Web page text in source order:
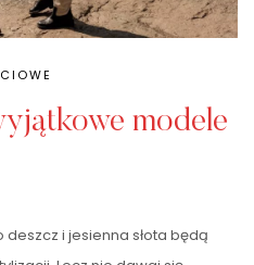
modele
deszcz i jesienna słota będą